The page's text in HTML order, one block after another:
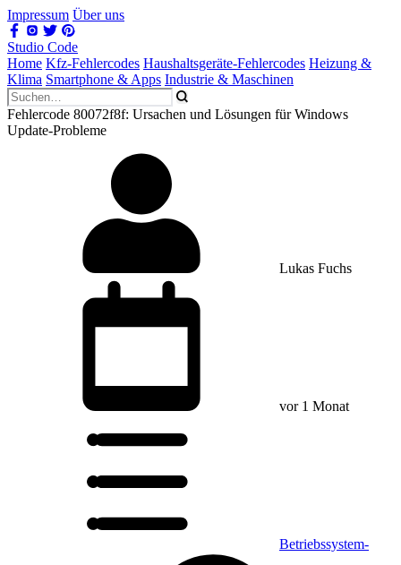
Impressum Über uns
Studio Code
Home Kfz-Fehlercodes Haushaltsgeräte-Fehlercodes Heizung &
Klima Smartphone & Apps Industrie & Maschinen
Fehlercode 80072f8f: Ursachen und Lösungen für Windows
Update-Probleme
Lukas Fuchs
vor 1 Monat
Betriebssystem-